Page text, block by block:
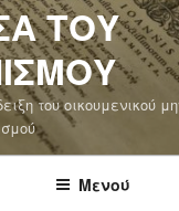
ΤΟΥ
του οικουμενικού
Μενού